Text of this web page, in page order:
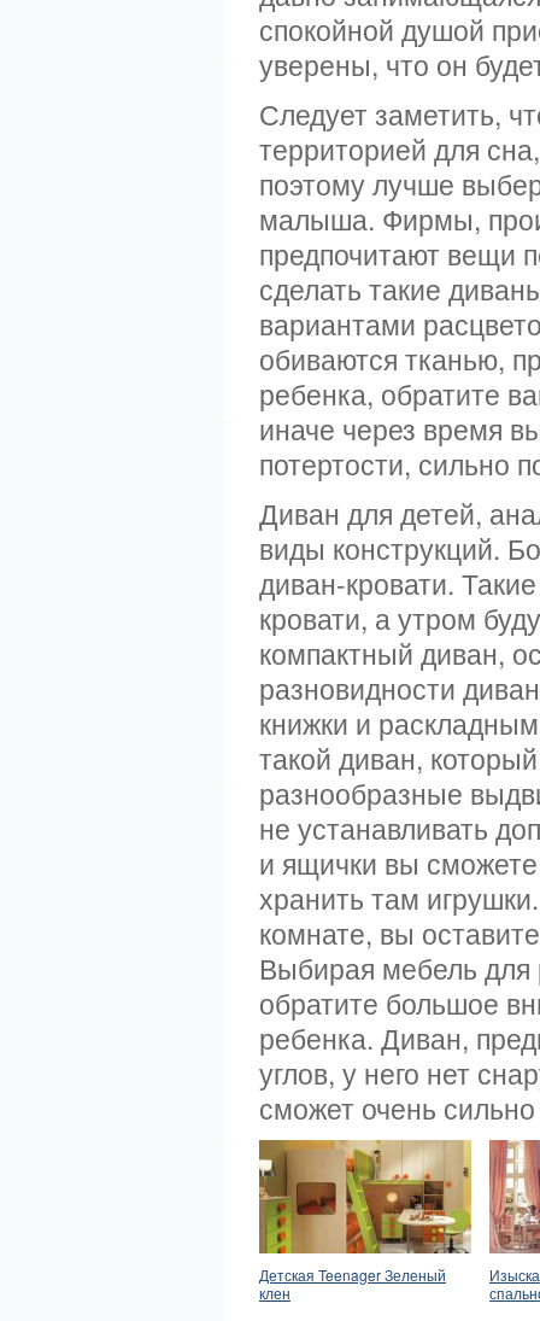
спокойной душой
уверены, что он
Следует заметить,
территорией для
поэтому лучше
малыша. Фирмы,
предпочитают вещи
сделать такие
вариантами
обиваются тканью,
ребенка, обратите
иначе через время
потертости, сильно
Диван для детей,
виды конструкций.
диван-кровати.
кровати, а утром
компактный диван,
разновидности
книжки и
такой диван,
разнообразные
не устанавливать
и ящички вы
хранить там
комнате, вы
Выбирая мебель для
обратите большое
ребенка. Диван,
углов, у него нет
сможет очень
Детская Teenager Зеленый
клен